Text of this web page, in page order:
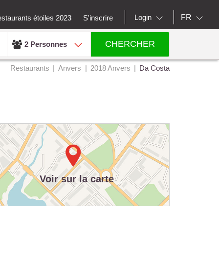
étoiles 2023 S'inscrire Login FR
2 Personnes CHERCHER
Restaurants Anvers 2018 Anvers Da Costa
Voir sur la carte